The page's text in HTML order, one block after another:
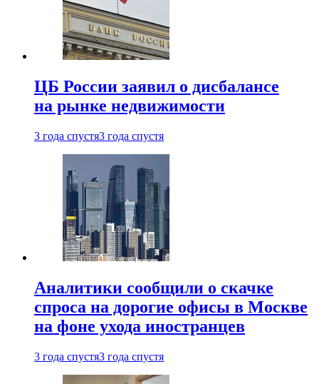
ЦБ России заявил о дисбалансе
на рынке недвижимости
3 года спустя3 года спустя
Аналитики сообщили о скачке
спроса на дорогие офисы в Москве
на фоне ухода иностранцев
3 года спустя3 года спустя